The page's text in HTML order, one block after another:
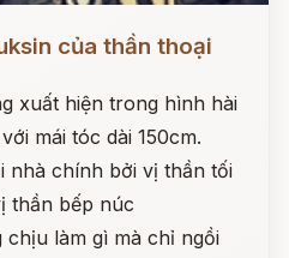
của thần thoại
xuất hiện trong hình hài
mái tóc dài 150cm.
nhà chính bởi vị thần tối
thần bếp núc
làm gì mà chỉ ngồi